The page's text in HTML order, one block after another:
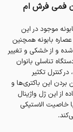
فمی فرش ام
موجود در این
بابونه همچنین
و از خشکی و تغییر
تناسلی بانوان
کنترل تکثیر
بردن این باکتری‌ها و
از این ژل واژینال
خاصیت الاستیکی